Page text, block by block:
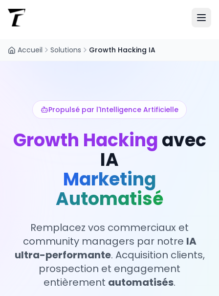
Accueil Solutions Growth Hacking IA
Propulsé par l'Intelligence Artificielle
Growth Hackingavec
IA
Marketing
Automatisé
Remplacez vos commerciaux et
community managers par notre IA
ultra-performante. Acquisition clients,
prospection et engagement
entièrement automatisés.